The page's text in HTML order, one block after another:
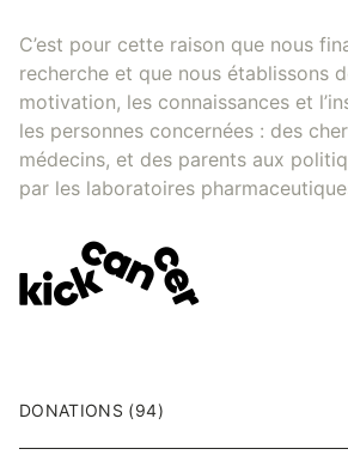
C’est pour cette raison que nous
recherche et que nous établissons
motivation, les connaissances et
les personnes concernées : des
médecins, et des parents aux
par les laboratoires
DONATIONS (94)